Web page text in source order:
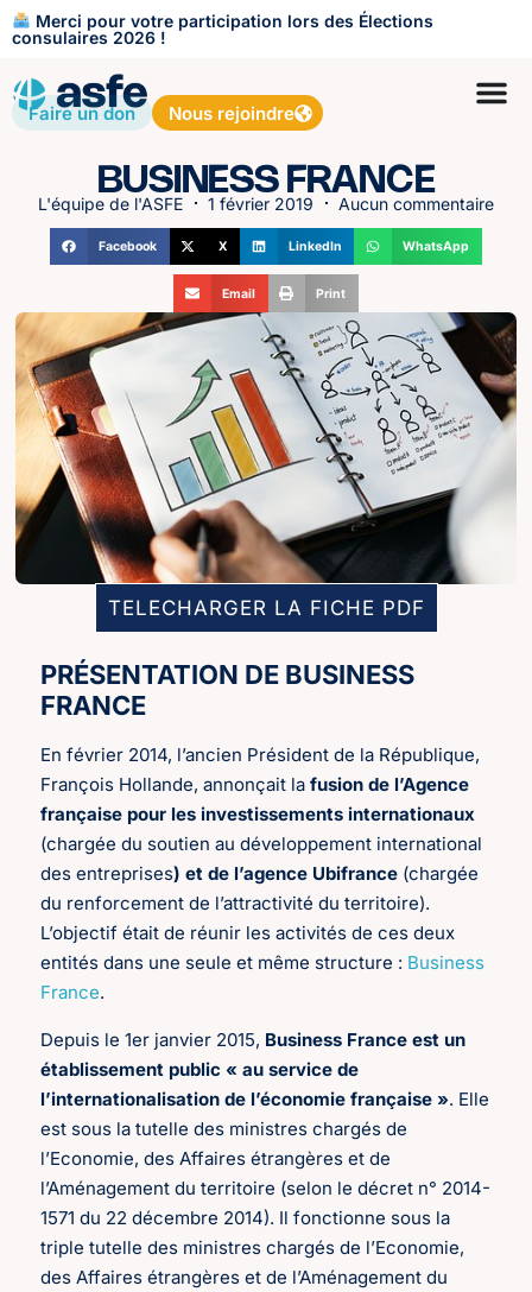
Merci pour votre participation lors des Élections
consulaires 2026 !
Faire un don Nous rejoindre
BUSINESS FRANCE
L'équipe de l'ASFE 1 février 2019 Aucun commentaire
Facebook X LinkedIn WhatsApp
Email Print
TELECHARGER LA FICHE PDF
PRÉSENTATION DE BUSINESS
FRANCE
En février 2014, l’ancien Président de la République,
François Hollande, annonçait lafusion de l’Agence
française pour les investissements internationaux
(chargée du soutien au développement international
des entreprises) et de l’agence Ubifrance (chargée
du renforcement de l’attractivité du territoire).
L’objectif était de réunir les activités de ces deux
entités dans une seule et même structure : Business
France.
Depuis le 1er janvier 2015, Business France est un
établissement public « au service de
l’internationalisation de l’économie française ». Elle
est sous la tutelle des ministres chargés de
l’Economie, des Affaires étrangères et de
l’Aménagement du territoire (selon le décret n° 2014-
1571 du 22 décembre 2014). Il fonctionne sous la
triple tutelle des ministres chargés de l’Economie,
des Affaires étrangères et de l’Aménagement du